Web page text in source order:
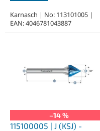
Karnasch | No: 113101005 |
EAN: 4046781043887
–14 %
115100005 | J (KSJ) -